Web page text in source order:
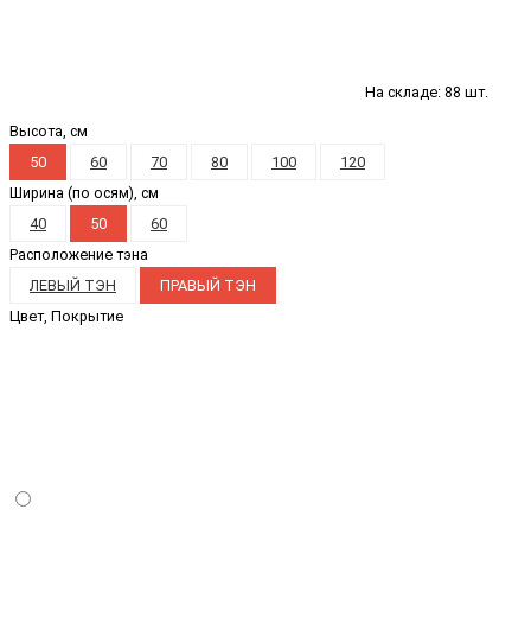
На складе: 88 шт.
Высота, см
50
60 70 80 100
120
Ширина (по осям), см
40
50
60
Расположение тэна
ЛЕВЫЙ ТЭН
ПРАВЫЙ ТЭН
Цвет, Покрытие